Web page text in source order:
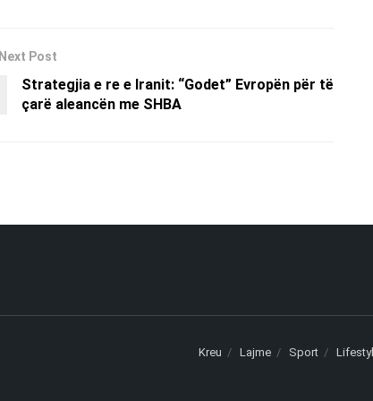
Next Post
Strategjia e re e Iranit: “Godet” Evropën për të
çarë aleancën me SHBA
Kreu Lajme Sport